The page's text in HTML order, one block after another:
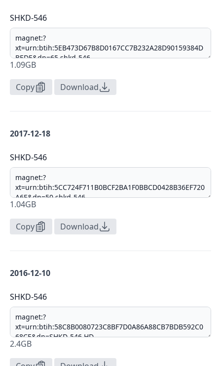
SHKD-546
1.09GB
Copy Download
2017-12-18
SHKD-546
1.04GB
Copy Download
2016-12-10
SHKD-546
2.4GB